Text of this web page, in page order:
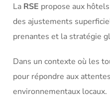
La RSE propose aux
des ajustements
prenantes et la stratégie
Dans un contexte où les
pour répondre aux
environnementaux locaux.